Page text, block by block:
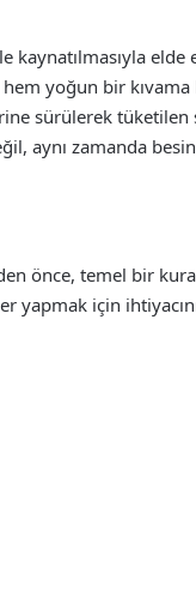
kaynatılmasıyla elde
yoğun bir
sürülerek
aynı zamanda
önce, temel bir
yapmak için